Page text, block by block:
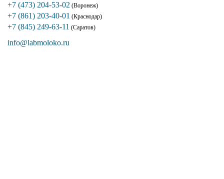
+7 (473) 204-53-02 (Воронеж)
+7 (861) 203-40-01 (Краснодар)
+7 (845) 249-63-11 (Саратов)
info@labmoloko.ru